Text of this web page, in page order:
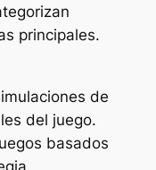
principales.
de
del juego.
basados